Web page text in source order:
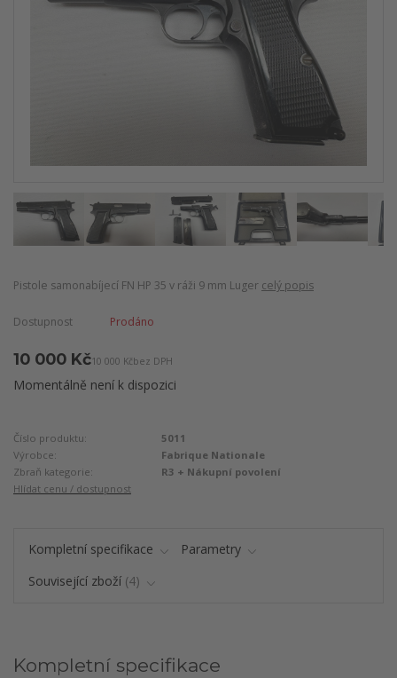
Pistole samonabíjecí FN HP 35 v ráži 9 mm Luger celý popis
Dostupnost Prodáno
10 000 Kč10 000 Kčbez DPH
Momentálně není k dispozici
Číslo produktu:
5011
Výrobce:
Fabrique Nationale
Zbraň kategorie:
R3 + Nákupní povolení
Hlídat cenu / dostupnost
Kompletní specifikace
Parametry
Související zboží 4
Kompletní specifikace